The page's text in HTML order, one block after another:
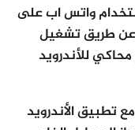
واتس اب على
عن طريق تشغيل
للأندرويد
تطبيق الأندرويد